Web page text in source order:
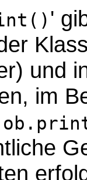
'
und
im